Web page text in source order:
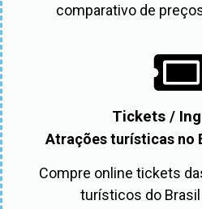
comparativo de
Tickets /
Atrações turísticas no
Compre online tickets
turísticos do